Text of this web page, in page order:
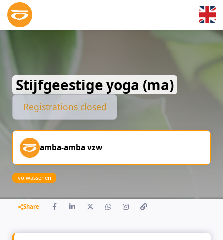
Skip to main content
Stijfgeestige yoga (ma)
Registrations closed
amba-amba vzw
volwassenen
Share